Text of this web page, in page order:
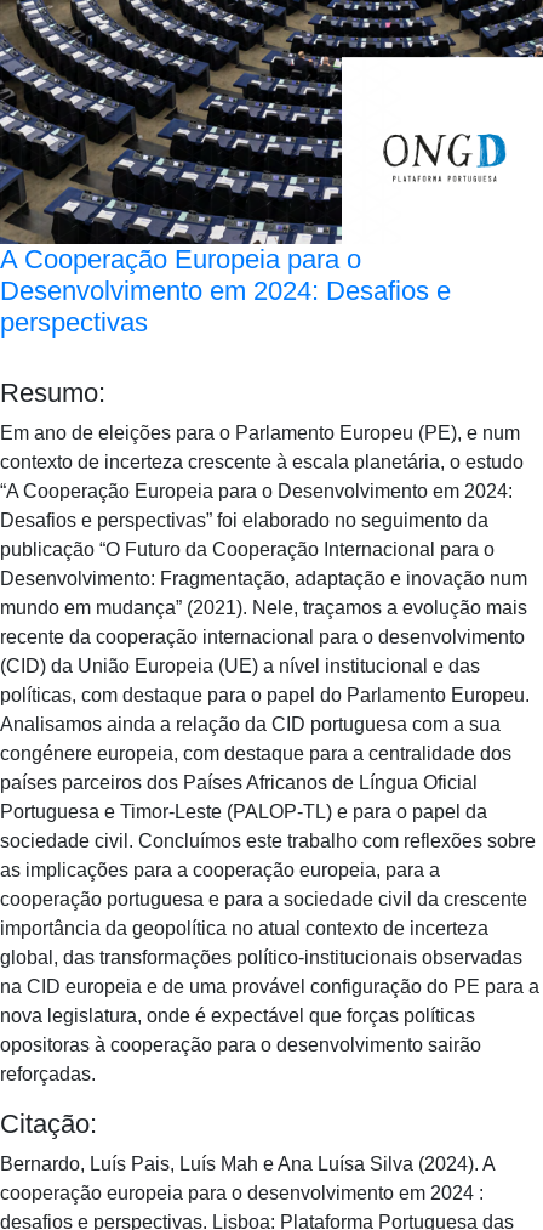
A Cooperação Europeia para o
Desenvolvimento em 2024: Desafios e
perspectivas
Resumo:
Em ano de eleições para o Parlamento Europeu (PE), e num
contexto de incerteza crescente à escala planetária, o estudo
“A Cooperação Europeia para o Desenvolvimento em 2024:
Desafios e perspectivas” foi elaborado no seguimento da
publicação “O Futuro da Cooperação Internacional para o
Desenvolvimento: Fragmentação, adaptação e inovação num
mundo em mudança” (2021). Nele, traçamos a evolução mais
recente da cooperação internacional para o desenvolvimento
(CID) da União Europeia (UE) a nível institucional e das
políticas, com destaque para o papel do Parlamento Europeu.
Analisamos ainda a relação da CID portuguesa com a sua
congénere europeia, com destaque para a centralidade dos
países parceiros dos Países Africanos de Língua Oficial
Portuguesa e Timor-Leste (PALOP-TL) e para o papel da
sociedade civil. Concluímos este trabalho com reflexões sobre
as implicações para a cooperação europeia, para a
cooperação portuguesa e para a sociedade civil da crescente
importância da geopolítica no atual contexto de incerteza
global, das transformações político-institucionais observadas
na CID europeia e de uma provável configuração do PE para a
nova legislatura, onde é expectável que forças políticas
opositoras à cooperação para o desenvolvimento sairão
reforçadas.
Citação:
Bernardo, Luís Pais, Luís Mah e Ana Luísa Silva (2024). A
cooperação europeia para o desenvolvimento em 2024 :
desafios e perspectivas. Lisboa: Plataforma Portuguesa das